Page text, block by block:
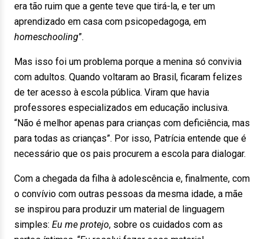
era tão ruim que a gente teve que tirá-la, e ter um
aprendizado em casa com psicopedagoga, em
homeschooling”.
Mas isso foi um problema porque a menina só convivia
com adultos. Quando voltaram ao Brasil, ficaram felizes
de ter acesso à escola pública. Viram que havia
professores especializados em educação inclusiva.
“Não é melhor apenas para crianças com deficiência, mas
para todas as crianças”. Por isso, Patrícia entende que é
necessário que os pais procurem a escola para dialogar.
Com a chegada da filha à adolescência e, finalmente, com
o convívio com outras pessoas da mesma idade, a mãe
se inspirou para produzir um material de linguagem
simples: Eu me protejo, sobre os cuidados com as